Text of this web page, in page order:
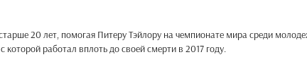
20 лет, помогая Питеру Тэйлору на чемпионате мира среди
работал вплоть до своей смерти в 2017 году.